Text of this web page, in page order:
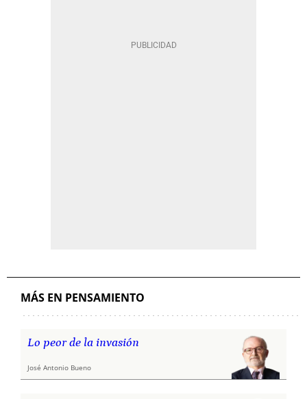
MÁS EN PENSAMIENTO
Lo peor de la invasión
José Antonio Bueno